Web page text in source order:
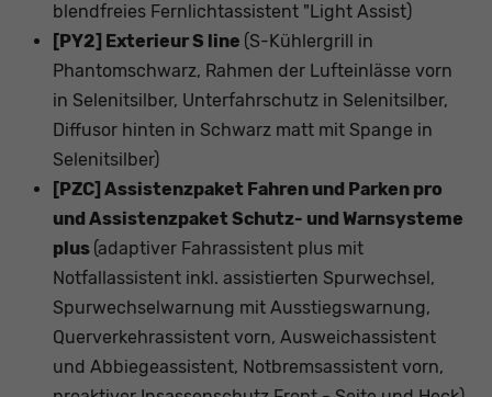
blendfreies Fernlichtassistent "Light Assist)
[PY2] Exterieur S line (S-Kühlergrill in
Phantomschwarz, Rahmen der Lufteinlässe vorn
in Selenitsilber, Unterfahrschutz in Selenitsilber,
Diffusor hinten in Schwarz matt mit Spange in
Selenitsilber)
[PZC] Assistenzpaket Fahren und Parken pro
und Assistenzpaket Schutz- und Warnsysteme
plus (adaptiver Fahrassistent plus mit
Notfallassistent inkl. assistierten Spurwechsel,
Spurwechselwarnung mit Ausstiegswarnung,
Querverkehrassistent vorn, Ausweichassistent
und Abbiegeassistent, Notbremsassistent vorn,